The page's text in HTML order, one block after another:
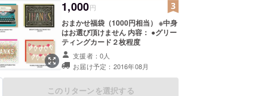
1,000円
おまかせ福袋（1000円相当） ※中身
はお選び頂けません 内容： ●グリー
ティングカード２枚程度
支援者：0人
お届け予定：2016年08月
このリターンを選択する